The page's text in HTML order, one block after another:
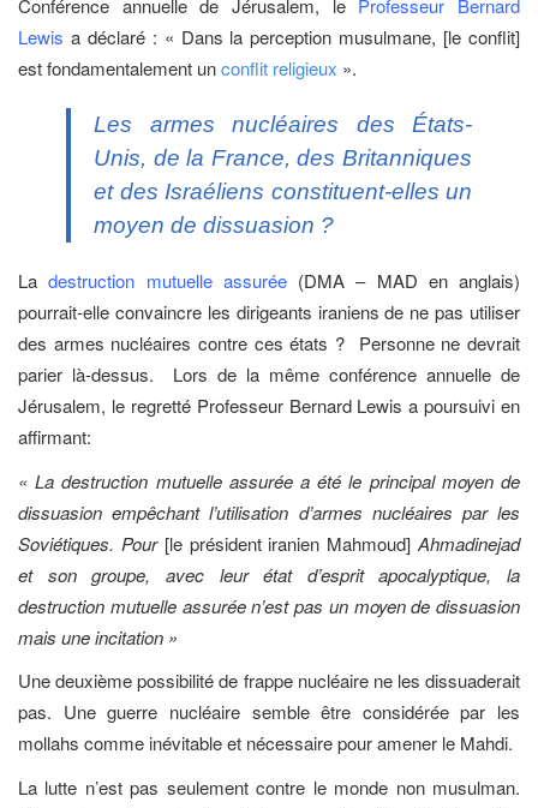
Conférence annuelle de Jérusalem, le Professeur Bernard
Lewis a déclaré : « Dans la perception musulmane, [le conflit]
est fondamentalement unconflit religieux ».
Les armes nucléaires des États-
Unis, de la France, des Britanniques
et des Israéliens constituent-elles un
moyen de dissuasion ?
Ladestruction mutuelle assurée(DMA – MAD en anglais)
pourrait-elle convaincre les dirigeants iraniens de ne pas utiliser
des armes nucléaires contre ces états ? Personne ne devrait
parier là-dessus. Lors de la même conférence annuelle de
Jérusalem, le regretté Professeur Bernard Lewis a poursuivi en
affirmant:
« La destruction mutuelle assurée a été le principal moyen de
dissuasion empêchant l’utilisation d’armes nucléaires par les
Soviétiques. Pour [le président iranien Mahmoud] Ahmadinejad
et son groupe, avec leur état d’esprit apocalyptique, la
destruction mutuelle assurée n’est pas un moyen de dissuasion
mais une incitation »
Une deuxième possibilité de frappe nucléaire ne les dissuaderait
pas. Une guerre nucléaire semble être considérée par les
mollahs comme inévitable et nécessaire pour amener le Mahdi.
La lutte n’est pas seulement contre le monde non musulman.